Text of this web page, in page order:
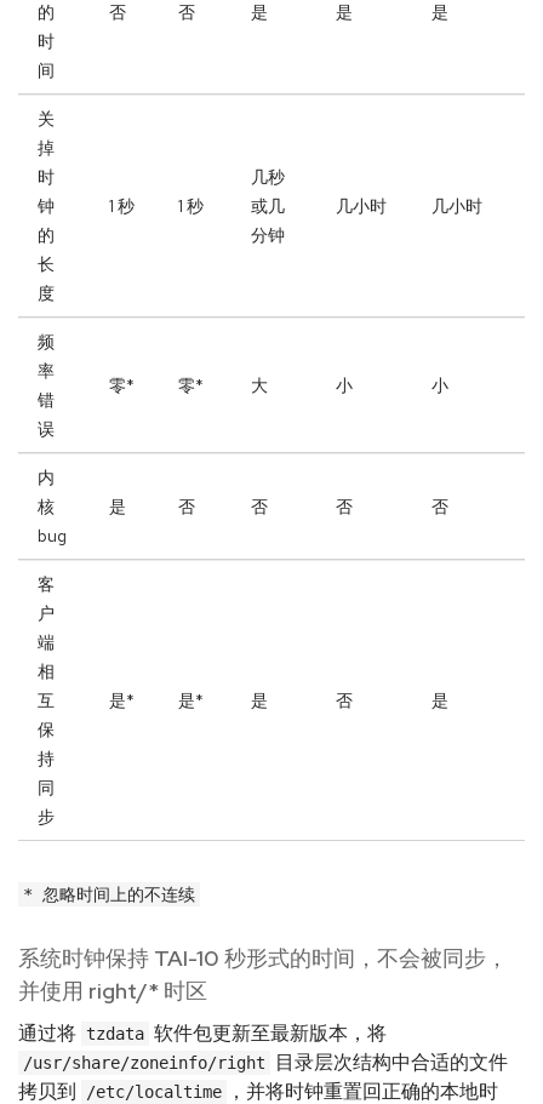
的
时
间
否 否 是 是 是
关
掉
时
钟
的
长
度
1 秒 1 秒
几秒
或几
分钟
几小时 几小时
频
率
错
误
零* 零* 大 小 小
内
核
bug
是 否 否 否 否
客
户
端
相
互
保
持
同
步
是* 是* 是 否 是
* 忽略时间上的不连续
系统时钟保持 TAI-10 秒形式的时间，不会被同步，
并使用 right/* 时区
通过将 tzdata 软件包更新至最新版本，将
/usr/share/zoneinfo/right
目录层次结构中合适的文件
拷贝到
/etc/localtime ，并将时钟重置回正确的本地时